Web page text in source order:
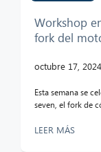
Workshop
fork del
octubre 17, 2024
Esta semana se
seven, el fork de
LEER MÁS